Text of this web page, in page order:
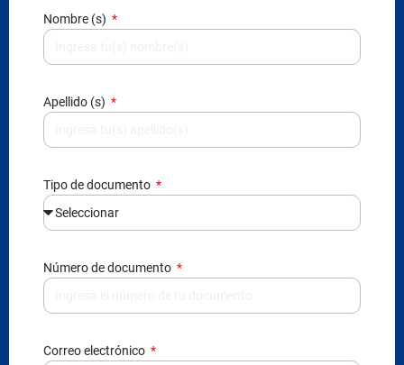
Nombre (s)
Apellido (s)
Tipo de documento
Número de documento
Correo electrónico